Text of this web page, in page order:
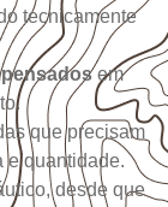
tecnicamente
em
que precisam
e quantidade.
desde que